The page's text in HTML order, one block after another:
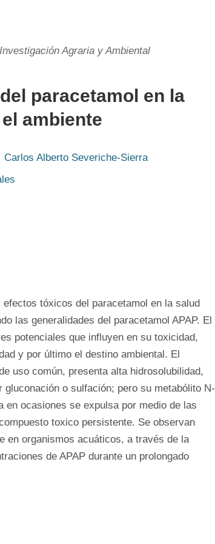
Agraria y Ambiental
paracetamol en la
ambiente
Carlos Alberto Severiche-Sierra
tóxicos del paracetamol en la salud
las generalidades del paracetamol APAP. El
potenciales que influyen en su toxicidad,
y por último el destino ambiental. El
uso común, presenta alta hidrosolubilidad,
gluconación o sulfación; pero su metabólito N-
en ocasiones se expulsa por medio de las
toxico persistente. Se observan
en organismos acuáticos, a través de la
de APAP durante un prolongado